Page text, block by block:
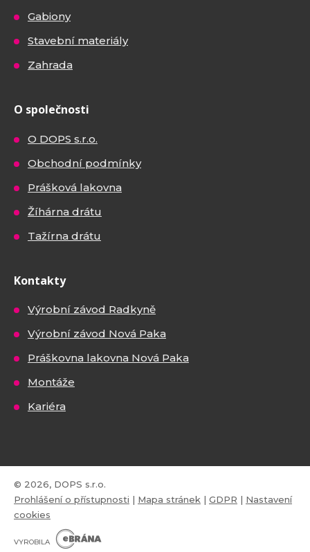
Gabiony
Stavební materiály
Zahrada
O společnosti
O DOPS s.r.o.
Obchodní podmínky
Prášková lakovna
Žíhárna drátu
Tažírna drátu
Kontakty
Výrobní závod Radkyně
Výrobní závod Nová Paka
Práškovna lakovna Nová Paka
Montáže
Kariéra
© 2026, DOPS s.r.o.
Prohlášení o přístupnosti | Mapa stránek | GDPR | Nastavení
cookies
VYROBILA
B